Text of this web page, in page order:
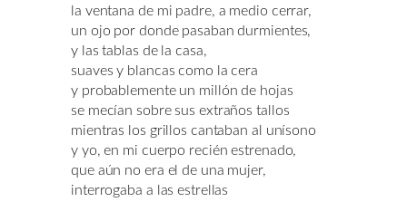
la ventana de mi padre, a medio cerrar,
un ojo por donde pasaban durmientes,
y las tablas de la casa,
suaves y blancas como la cera
y probablemente un millón de hojas
se mecían sobre sus extraños tallos
mientras los grillos cantaban al unísono
y yo, en mi cuerpo recién estrenado,
que aún no era el de una mujer,
interrogaba a las estrellas